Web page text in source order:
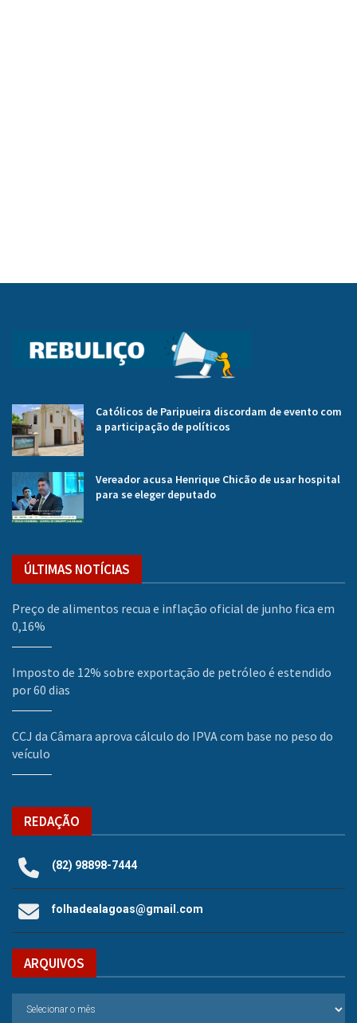
Católicos de Paripueira discordam de evento com
a participação de políticos
Vereador acusa Henrique Chicão de usar hospital
para se eleger deputado
ÚLTIMAS NOTÍCIAS
Preço de alimentos recua e inflação oficial de junho fica em
0,16%
Imposto de 12% sobre exportação de petróleo é estendido
por 60 dias
CCJ da Câmara aprova cálculo do IPVA com base no peso do
veículo
REDAÇÃO
(82) 98898-7444
folhadealagoas@gmail.com
ARQUIVOS